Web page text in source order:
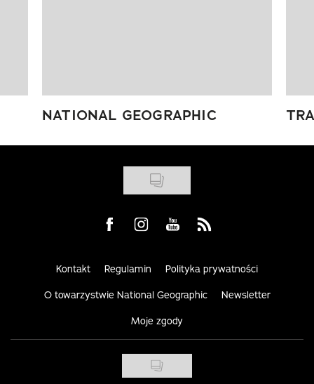
NATIONAL GEOGRAPHIC
Visit us on Facebook
Visit us on Instagram
Visit us on Youtube
Visit us on Rss
Kontakt Regulamin Polityka prywatności
O towarzystwie National Geographic Newsletter
Moje zgody